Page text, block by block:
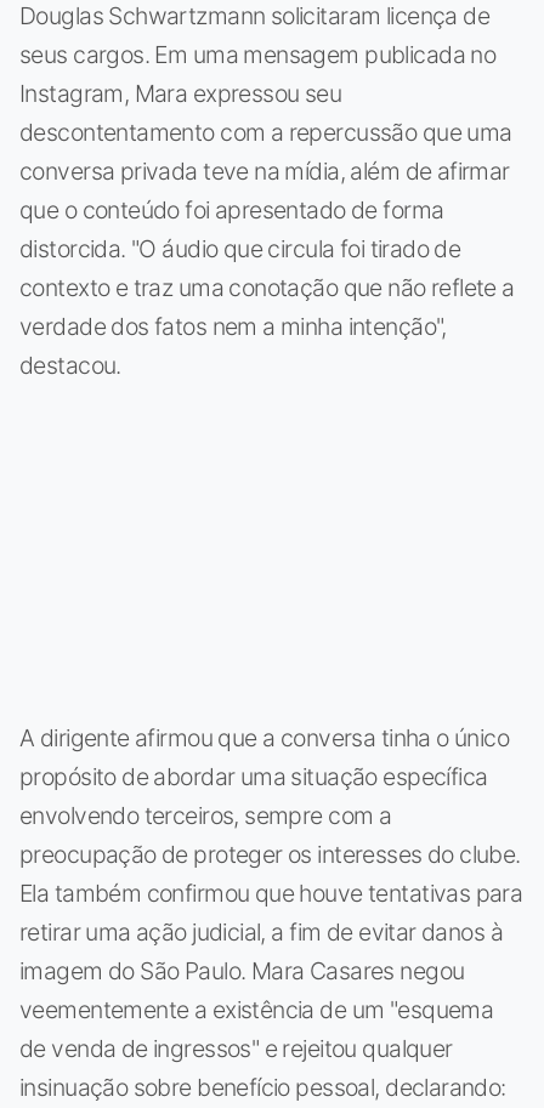
Douglas Schwartzmann solicitaram licença de
seus cargos. Em uma mensagem publicada no
Instagram, Mara expressou seu
descontentamento com a repercussão que uma
conversa privada teve na mídia, além de afirmar
que o conteúdo foi apresentado de forma
distorcida. "O áudio que circula foi tirado de
contexto e traz uma conotação que não reflete a
verdade dos fatos nem a minha intenção",
destacou.
A dirigente afirmou que a conversa tinha o único
propósito de abordar uma situação específica
envolvendo terceiros, sempre com a
preocupação de proteger os interesses do clube.
Ela também confirmou que houve tentativas para
retirar uma ação judicial, a fim de evitar danos à
imagem do São Paulo. Mara Casares negou
veementemente a existência de um "esquema
de venda de ingressos" e rejeitou qualquer
insinuação sobre benefício pessoal, declarando: